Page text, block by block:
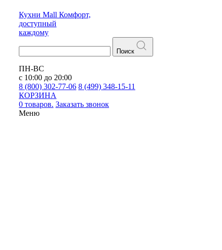
Кухни Mall Комфорт,
доступный
каждому
Поиск
ПН-ВС
с 10:00 до 20:00
8 (800) 302-77-06 8 (499) 348-15-11
КОРЗИНА
0 товаров. Заказать звонок
Меню